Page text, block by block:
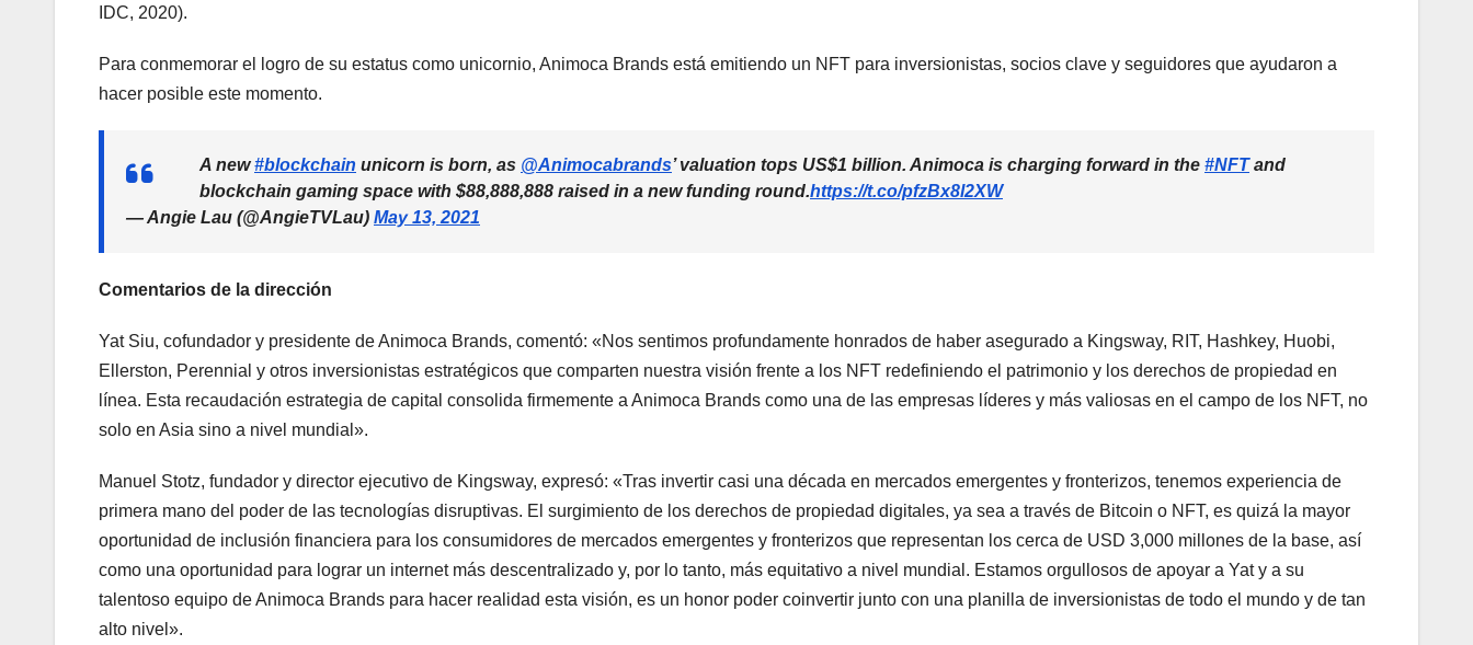
IDC, 2020).
Para conmemorar el logro de su estatus como unicornio, Animoca Brands está emitiendo un NFT para inversionistas, socios clave y seguidores que ayudaron a
hacer posible este momento.
A new#blockchain unicorn is born, as @Animocabrands’ valuation tops US$1 billion. Animoca is charging forward in the #NFTand
blockchain gaming space with $88,888,888 raised in a new funding round.https://t.co/pfzBx8l2XW
— Angie Lau (@AngieTVLau) May 13, 2021
Comentarios de la dirección
Yat Siu, cofundador y presidente de Animoca Brands, comentó: «Nos sentimos profundamente honrados de haber asegurado a Kingsway, RIT, Hashkey, Huobi,
Ellerston, Perennial y otros inversionistas estratégicos que comparten nuestra visión frente a los NFT redefiniendo el patrimonio y los derechos de propiedad en
línea. Esta recaudación estrategia de capital consolida firmemente a Animoca Brands como una de las empresas líderes y más valiosas en el campo de los NFT, no
solo en Asia sino a nivel mundial».
Manuel Stotz, fundador y director ejecutivo de Kingsway, expresó: «Tras invertir casi una década en mercados emergentes y fronterizos, tenemos experiencia de
primera mano del poder de las tecnologías disruptivas. El surgimiento de los derechos de propiedad digitales, ya sea a través de Bitcoin o NFT, es quizá la mayor
oportunidad de inclusión financiera para los consumidores de mercados emergentes y fronterizos que representan los cerca de USD 3,000 millones de la base, así
como una oportunidad para lograr un internet más descentralizado y, por lo tanto, más equitativo a nivel mundial. Estamos orgullosos de apoyar a Yat y a su
talentoso equipo de Animoca Brands para hacer realidad esta visión, es un honor poder coinvertir junto con una planilla de inversionistas de todo el mundo y de tan
alto nivel».